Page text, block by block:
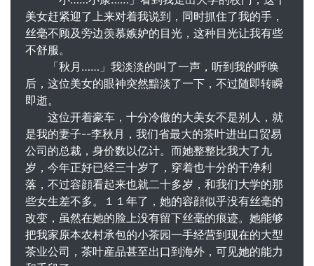
美女赶紧迎了上来对着我说到，同时抓住了我的手，
丝毫不顾及旁边羡慕嫉妒的目光，这种目光让我有些
不舒服。
「秋月……」我淡淡的叫了一声，听到我的呼唤
后，这位美女的眼神突然黯淡了一下，不过随即转瞬
即逝。
这位开着豪车，十分冷傲的大美女不是别人，就
是我的妻子--李秋月，我们省最大的茶叶进出口贸易
公司的总裁，身价数以亿计。而她整整比我大了九
岁，今年正好已经三十岁了，穿着也十分的干净利
落，不过容顔看起来也就二十多岁，和我们大学的那
些女生差不多。１１年了，她的容顔似乎没有丝毫的
改变，虽然在她的脸上没有留下丝毫的痕迹。她能够
把我家原本农村承包的小茶园一手经营到现在的大型
茶业公司，茶叶産品甚至出口到海外，可见她的能力